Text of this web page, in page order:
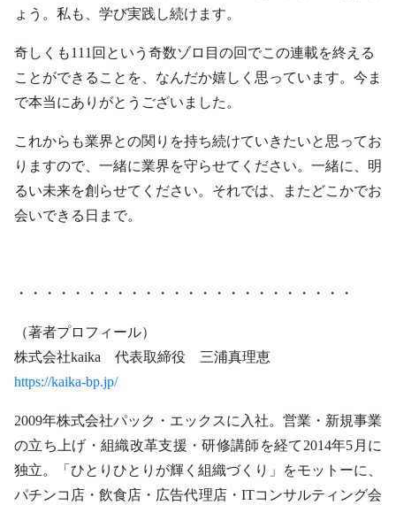
ょう。私も、学び実践し続けます。
奇しくも111回という奇数ゾロ目の回でこの連載を終える
ことができることを、なんだか嬉しく思っています。今ま
で本当にありがとうございました。
これからも業界との関りを持ち続けていきたいと思ってお
りますので、一緒に業界を守らせてください。一緒に、明
るい未来を創らせてください。それでは、またどこかでお
会いできる日まで。
・・・・・・・・・・・・・・・・・・・・・・・・
（著者プロフィール）
株式会社kaika 代表取締役 三浦真理恵
https://kaika-bp.jp/
2009年株式会社パック・エックスに入社。営業・新規事業
の立ち上げ・組織改革支援・研修講師を経て2014年5月に
独立。「ひとりひとりが輝く組織づくり」をモットーに、
パチンコ店・飲食店・広告代理店・ITコンサルティング会